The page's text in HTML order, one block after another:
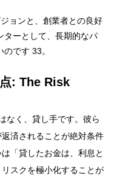
ョンと、創業者との良好
ターとして、長期的なパ
です 33。
: The Risk
なく、貸し手です。彼ら
済されることが絶対条件
「貸したお金は、利息と
スクを極小化することが